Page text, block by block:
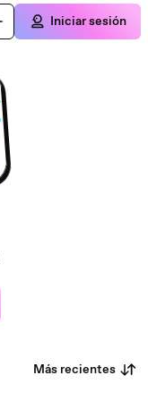
Iniciar sesión
Más recientes